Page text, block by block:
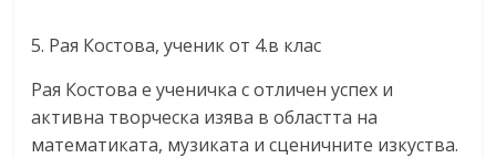
5. Рая Костова, ученик от 4.в клас
Рая Костова е ученичка с отличен успех и
активна творческа изява в областта на
математиката, музиката и сценичните изкуства.